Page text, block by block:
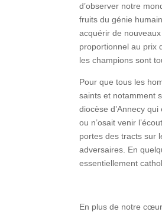
d’observer notre
fruits du génie
acquérir de
proportionnel au prix
les champions sont
Pour que tous les
saints et notamment
diocèse d’Annecy
ou n’osait venir
portes des tracts sur
adversaires. En
essentiellement
En plus de notre